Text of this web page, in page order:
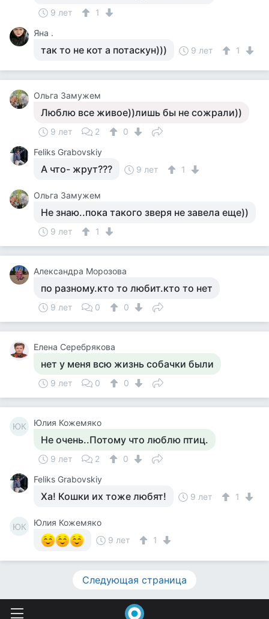
9 лет
1
Яна .
так то не кот а потаскун))) 9 лет 1
Ольга Замужем
Люблю все живое))лишь бы не сожрали))
9 лет 2
0
Feliks Grabovskiy
А что- жрут??? 9 лет 1
Ольга Замужем
Не знаю..пока такого зверя не завела еще))
9 лет 1
Александра Морозова
по разному.кто то любит.кто то нет
9 лет 0 0
Елена Серебрякова
нет у меня всю жизнь собачки были
9 лет 0 0
ЮК Юлия Кожемяко
Не очень..Потому что люблю птиц.
9 лет 2
0
Feliks Grabovskiy
Ха! Кошки их тоже любят! 9 лет 1
ЮК
Юлия Кожемяко
9 лет
1
Следующая страница